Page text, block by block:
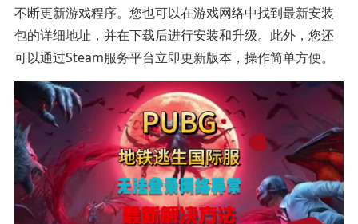
不断更新游戏程序。您也可以在游戏网络中找到最新安装
包的详细地址，并在下载后进行安装和升级。此外，您还
可以通过Steam服务平台立即更新版本，操作简单方便。